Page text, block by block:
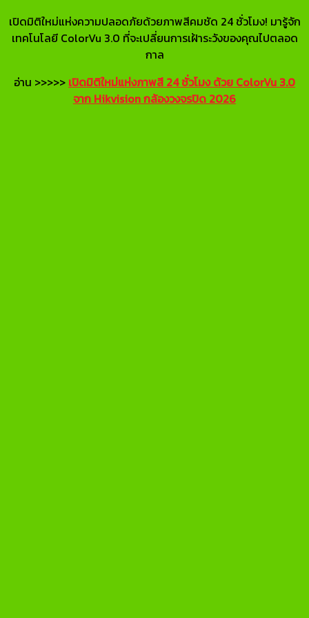
เปิดมิติใหม่แห่งความปลอดภัยด้วยภาพสีคมชัด 24 ชั่วโมง! มารู้จัก
เทคโนโลยี ColorVu 3.0 ที่จะเปลี่ยนการเฝ้าระวังของคุณไปตลอด
กาล
อ่าน >>>>> เปิดมิติใหม่แห่งภาพสี 24 ชั่วโมง ด้วย ColorVu 3.0
จาก Hikvision กล้องวงจรปิด 2026